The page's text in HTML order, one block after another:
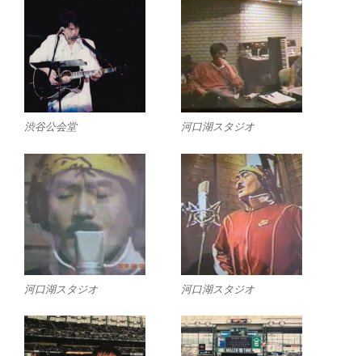
渋谷公会堂 河口湖スタジオ
河口湖スタジオ 河口湖スタジオ